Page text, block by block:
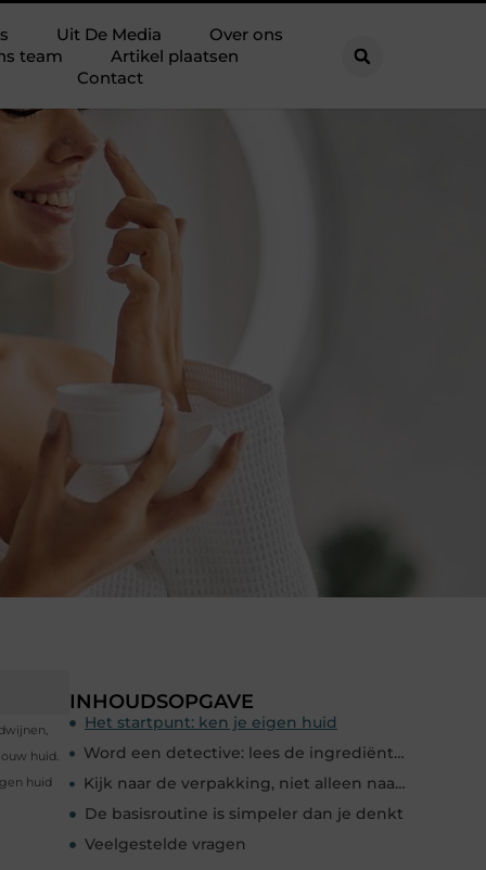
Uit De Media
Over ons
team
Artikel plaatsen
Contact
huid.
huid
INHOUDSOPGAVE
Het startpunt: ken je eigen huid
Word een detective: lees de ingrediëntenlijst
Kijk naar de verpakking, niet alleen naar de belofte
De basisroutine is simpeler dan je denkt
Veelgestelde vragen